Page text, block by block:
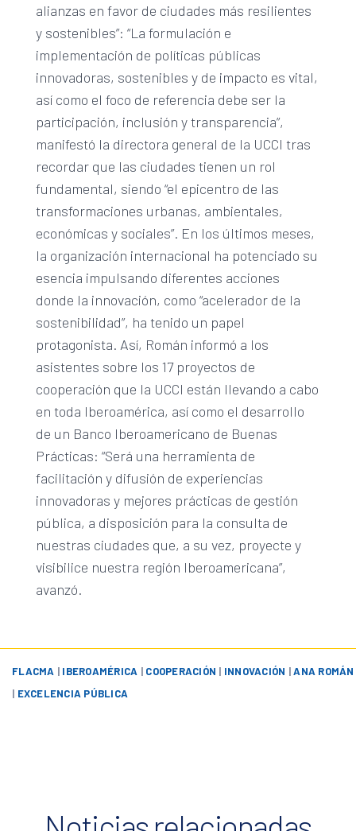
alianzas en favor de ciudades más resilientes
y sostenibles”: “La formulación e
implementación de políticas públicas
innovadoras, sostenibles y de impacto es vital,
así como el foco de referencia debe ser la
participación, inclusión y transparencia”,
manifestó la directora general de la UCCI tras
recordar que las ciudades tienen un rol
fundamental, siendo “el epicentro de las
transformaciones urbanas, ambientales,
económicas y sociales”. En los últimos meses,
la organización internacional ha potenciado su
esencia impulsando diferentes acciones
donde la innovación, como “acelerador de la
sostenibilidad”, ha tenido un papel
protagonista. Así, Román informó a los
asistentes sobre los 17 proyectos de
cooperación que la UCCI están llevando a cabo
en toda Iberoamérica, así como el desarrollo
de un Banco Iberoamericano de Buenas
Prácticas: “Será una herramienta de
facilitación y difusión de experiencias
innovadoras y mejores prácticas de gestión
pública, a disposición para la consulta de
nuestras ciudades que, a su vez, proyecte y
visibilice nuestra región Iberoamericana”,
avanzó.
FLACMA | IBEROAMÉRICA | COOPERACIÓN | INNOVACIÓN |ANA ROMÁN
| EXCELENCIA PÚBLICA